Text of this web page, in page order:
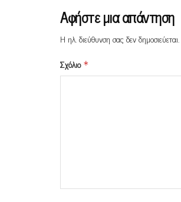
Αφήστε μια απάντηση
Η ηλ. διεύθυνση σας δεν δημοσιεύεται.
Σχόλιο *